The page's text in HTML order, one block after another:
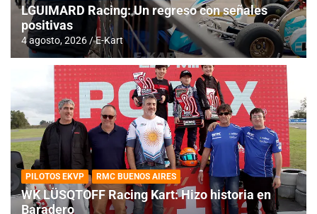
LGUIMARD Racing: Un regreso con señales
positivas
4 agosto, 2026 E-Kart
PILOTOS EKVP RMC BUENOS AIRES
WK LÜSQTOFF Racing Kart: Hizo historia en
Baradero